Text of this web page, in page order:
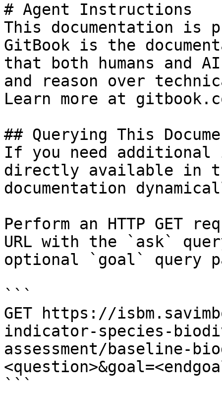
# Agent Instructions
This documentation is
GitBook is the
that both humans and
and reason over
Learn more at
## Querying This
If you need
directly available in
documentation
Perform an HTTP GET
URL with the `ask`
optional `goal` query
```
GET https://
indicator-species-
assessment/baseline-
```